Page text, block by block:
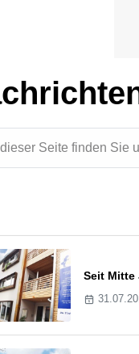
Seite finden Sie
Seit Mitte